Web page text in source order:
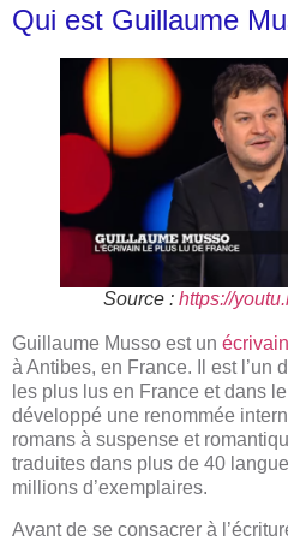
Qui est Guillaume
Source : https://
Guillaume Musso est un écrivain
à Antibes, en France. Il est l’un
les plus lus en France et dans
développé une renommée
romans à suspense et
traduites dans plus de 40
millions d’exemplaires.
Avant de se consacrer à